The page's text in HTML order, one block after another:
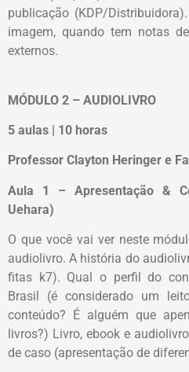
publicação (KDP/
imagem, quando tem notas
externos.
MÓDULO 2 – AUDIOLIVRO
5 aulas | 10 horas
Professor Clayton Heringer e
Aula 1 – Apresentação &
Uehara)
O que você vai ver neste
audiolivro. A história do
fitas k7). Qual o perfil do
Brasil (é considerado um
conteúdo? É alguém que
livros?) Livro, ebook e
de caso (apresentação de